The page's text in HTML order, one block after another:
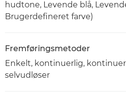
hudtone, Levende blå,
Brugerdefineret farve)
Fremføringsmetoder
Enkelt, kontinuerlig,
selvudløser